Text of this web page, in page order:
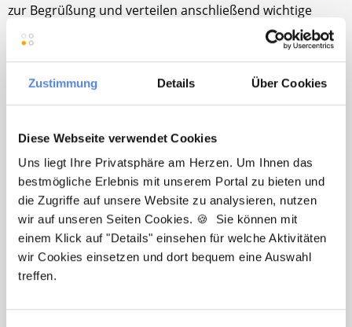
Zustimmung Details Über Cookies
Diese Webseite verwendet Cookies
Uns liegt Ihre Privatsphäre am Herzen. Um Ihnen das
bestmögliche Erlebnis mit unserem Portal zu bieten und
die Zugriffe auf unsere Website zu analysieren, nutzen
wir auf unseren Seiten Cookies. 🍪 Sie können mit
einem Klick auf "Details" einsehen für welche Aktivitäten
wir Cookies einsetzen und dort bequem eine Auswahl
treffen.
zur Begrüßung und verteilen anschließend wichtige
allgemeine Hinweise zur Bearbeitung des Tests.
Daraufhin beginnt der Test:
Aufgabengruppe Zeit
Medizinisch-naturwissenschaftliches
Grundverständnis
60
min
Quantitative und formale Probleme
min
Pause